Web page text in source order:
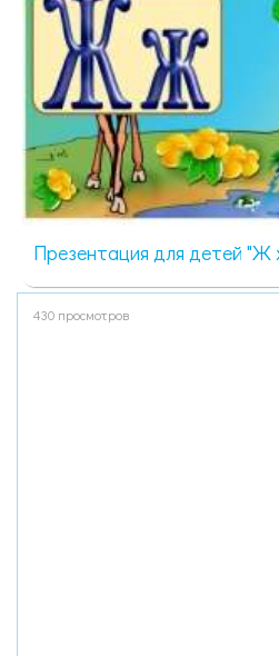
Презентация для детей "Ж
430 просмотров